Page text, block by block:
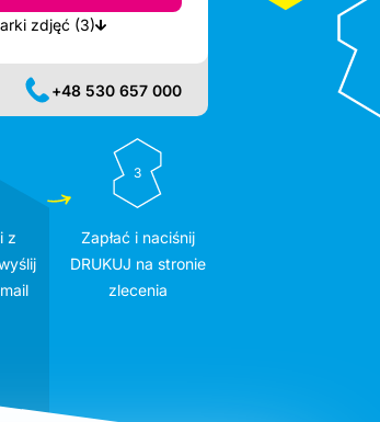
Pokaż najbliższe dostępne drukarki zdjęć (3)
+48 530 657 000
z
3
Zapłać i naciśnij
DRUKUJ na stronie
zlecenia